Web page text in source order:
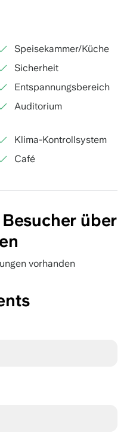
Speisekammer/Küche
Sicherheit
Entspannungsbereich
Auditorium
Klima-Kontrollsystem
Café
über
vorhanden